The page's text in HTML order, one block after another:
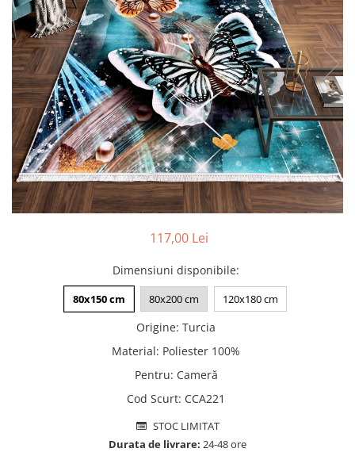
Pilote cu blăniță
117,00 Lei
Dimensiuni disponibile:
80x150 cm 80x200 cm 120x180 cm
Origine: Turcia
Material: Poliester 100%
Pentru: Cameră
Cod Scurt: CCA221
STOC LIMITAT
Durata de livrare: 24-48 ore